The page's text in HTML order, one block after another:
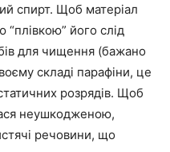
спирт. Щоб матеріал
його слід
для чищення (бажано
складі парафіни, це
розрядів. Щоб
неушкодженою,
речовини, що